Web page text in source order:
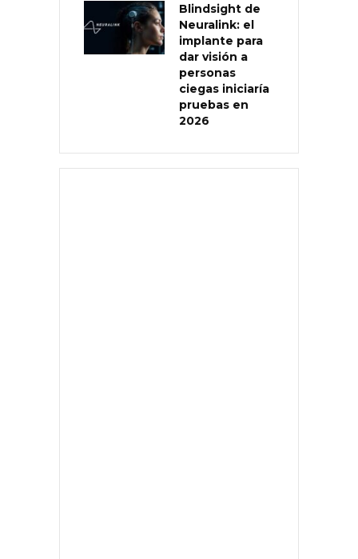
Blindsight de
Neuralink: el
implante para
dar visión a
personas
ciegas iniciaría
pruebas en
2026